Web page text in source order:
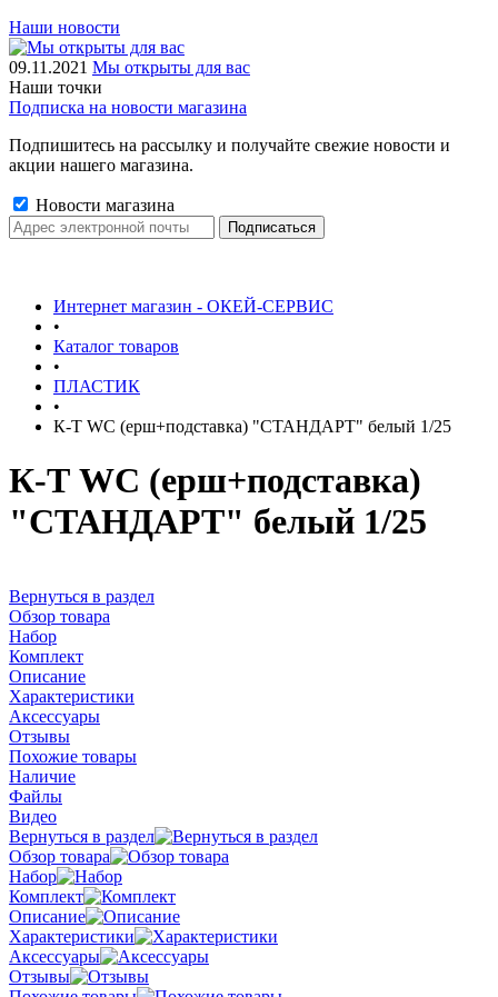
Наши новости
09.11.2021 Мы открыты для вас
Наши точки
Подписка на новости магазина
Подпишитесь на рассылку и получайте свежие новости и
акции нашего магазина.
Новости магазина
Интернет магазин - ОКЕЙ-СЕРВИС
•
Каталог товаров
•
ПЛАСТИК
•
К-Т WC (ерш+подставка) "СТАНДАРТ" белый 1/25
К-Т WC (ерш+подставка)
"СТАНДАРТ" белый 1/25
Вернуться в раздел
Обзор товара
Набор
Комплект
Описание
Характеристики
Аксессуары
Отзывы
Похожие товары
Наличие
Файлы
Видео
Вернуться в раздел
Обзор товара
Набор
Комплект
Описание
Характеристики
Аксессуары
Отзывы